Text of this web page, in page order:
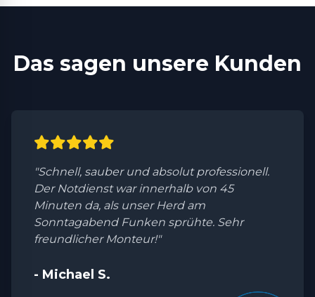
Das sagen unsere Kunden
"Schnell, sauber und absolut professionell.
Der Notdienst war innerhalb von 45
Minuten da, als unser Herd am
Sonntagabend Funken sprühte. Sehr
freundlicher Monteur!"
- Michael S.